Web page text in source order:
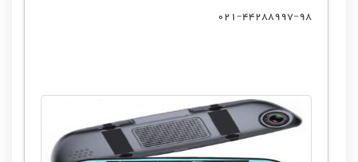
021-44288997-98